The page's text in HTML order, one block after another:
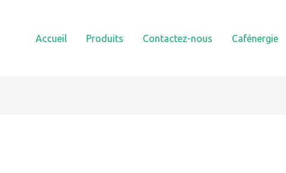
Accueil Produits Contactez-nous Cafénergie